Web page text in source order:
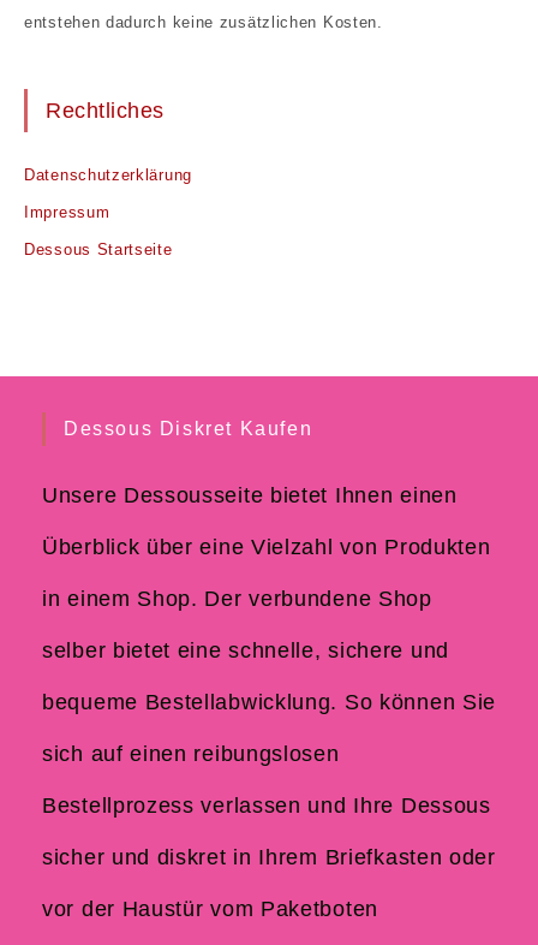
entstehen dadurch keine zusätzlichen Kosten.
Rechtliches
Datenschutzerklärung
Impressum
Dessous Startseite
Dessous Diskret Kaufen
Unsere Dessousseite bietet Ihnen einen
Überblick über eine Vielzahl von Produkten
in einem Shop. Der verbundene Shop
selber bietet eine schnelle, sichere und
bequeme Bestellabwicklung. So können Sie
sich auf einen reibungslosen
Bestellprozess verlassen und Ihre Dessous
sicher und diskret in Ihrem Briefkasten oder
vor der Haustür vom Paketboten